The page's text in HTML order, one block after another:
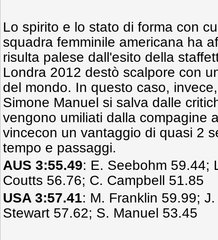
Lo spirito e lo stato di forma con
squadra femminile americana ha
risulta palese dall'esito della
Londra 2012 destò scalpore con
del mondo. In questo caso,
Simone Manuel si salva dalle
vengono umiliati dalla compagine
vincecon un vantaggio di quasi 2
tempo e passaggi.
AUS 3:55.49: E. Seebohm 59.44;
Coutts 56.76; C. Campbell 51.85
USA 3:57.41: M. Franklin 59.99;
Stewart 57.62; S. Manuel 53.45